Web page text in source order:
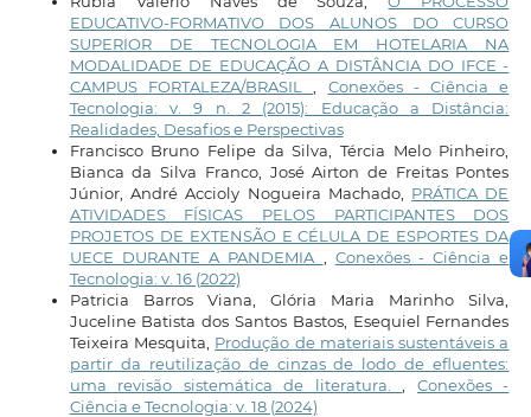
EDUCATIVO-FORMATIVO DOS ALUNOS DO CURSO
SUPERIOR DE TECNOLOGIA EM HOTELARIA NA
MODALIDADE DE EDUCAÇÃO A DISTÂNCIA DO IFCE -
CAMPUS FORTALEZA/BRASIL
Conexões - Ciência e
Tecnologia: v. 9 n. 2 (2015): Educação a Distância:
Realidades, Desafios e Perspectivas
Francisco Bruno Felipe da Silva, Tércia Melo Pinheiro,
Bianca da Silva Franco, José Airton de Freitas Pontes
Júnior, André Accioly Nogueira Machado, PRÁTICA DE
ATIVIDADES FÍSICAS PELOS PARTICIPANTES DOS
PROJETOS DE EXTENSÃO E CÉLULA DE ESPORTES DA
UECE DURANTE A PANDEMIA
Conexões - Ciência e
Tecnologia: v. 16 (2022)
Patricia Barros Viana, Glória Maria Marinho Silva,
Juceline Batista dos Santos Bastos, Esequiel Fernandes
Teixeira Mesquita, Produção de materiais sustentáveis a
partir da reutilização de cinzas de lodo de efluentes:
uma revisão sistemática de literatura.
Conexões -
Ciência e Tecnologia: v. 18 (2024)